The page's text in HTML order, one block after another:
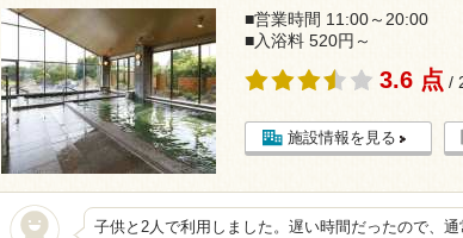
■営業時間 11:00～20:00
■入浴料 520円～
3.6 点 /
施設情報を見る
子供と2人で利用しました。遅い時間だったので、